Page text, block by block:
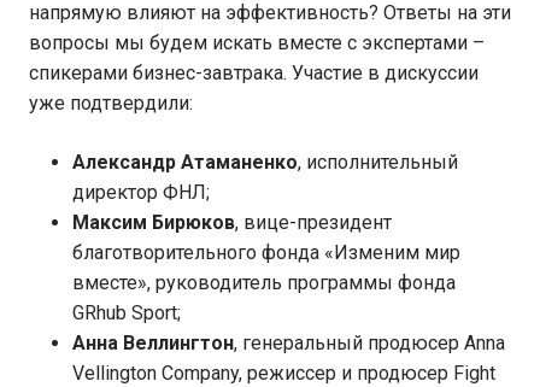
напрямую влияют на эффективность? Ответы на эти
вопросы мы будем искать вместе с экспертами –
спикерами бизнес-завтрака. Участие в дискуссии
уже подтвердили:
Александр Атаманенко, исполнительный
директор ФНЛ;
Максим Бирюков, вице-президент
благотворительного фонда «Изменим мир
вместе», руководитель программы фонда
GRhub Sport;
Анна Веллингтон, генеральный продюсер Anna
Vellington Company, режиссер и продюсер Fight